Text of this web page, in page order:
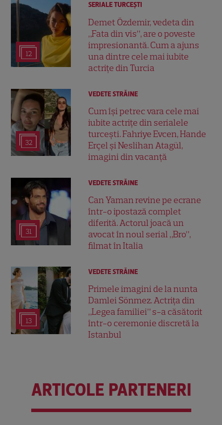
12
SERIALE TURCEŞTI
Demet Özdemir, vedeta din
„Fata din vis”, are o poveste
impresionantă. Cum a ajuns
una dintre cele mai iubite
actrițe din Turcia
32
VEDETE STRĂINE
Cum își petrec vara cele mai
iubite actrițe din serialele
turcești. Fahriye Evcen, Hande
Erçel și Neslihan Atagül,
imagini din vacanță
31
VEDETE STRĂINE
Can Yaman revine pe ecrane
într-o ipostază complet
diferită. Actorul joacă un
avocat în noul serial „Bro”,
filmat în Italia
13
VEDETE STRĂINE
Primele imagini de la nunta
Damlei Sönmez. Actrița din
„Legea familiei” s-a căsătorit
într-o ceremonie discretă la
Istanbul
ARTICOLE PARTENERI